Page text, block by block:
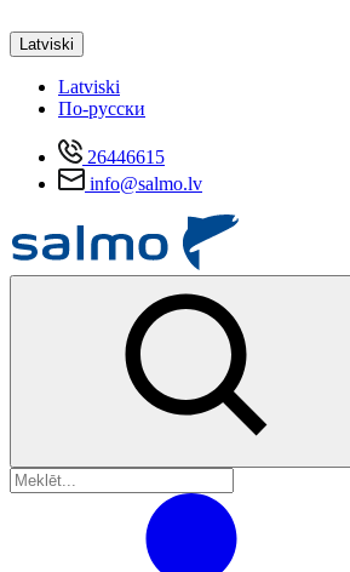
Latviski
Latviski
По-русски
26446615
info@salmo.lv